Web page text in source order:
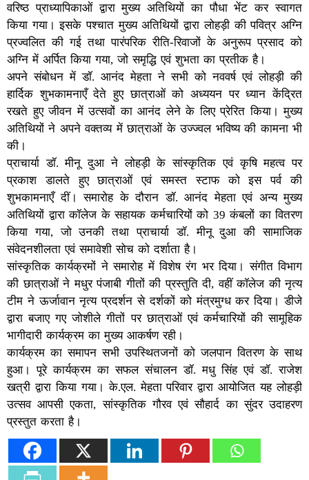
वरिष्ठ प्राध्यापिकाओं द्वारा मुख्य अतिथियों का पौधा भेंट कर स्वागत
किया गया। इसके पश्चात मुख्य अतिथियों द्वारा लोहड़ी की पवित्र अग्नि
प्रज्वलित की गई तथा पारंपरिक रीति-रिवाजों के अनुरूप प्रसाद को
अग्नि में अर्पित किया गया, जो समृद्धि एवं शुभता का प्रतीक है।
अपने संबोधन में डॉ. आनंद मेहता ने सभी को नववर्ष एवं लोहड़ी की
हार्दिक शुभकामनाएँ देते हुए छात्राओं को अध्ययन पर ध्यान केंद्रित
रखते हुए जीवन में उत्सवों का आनंद लेने के लिए प्रेरित किया। मुख्य
अतिथियों ने अपने वक्तव्य में छात्राओं के उज्ज्वल भविष्य की कामना भी
की।
प्राचार्या डॉ. मीनू दुआ ने लोहड़ी के सांस्कृतिक एवं कृषि महत्व पर
प्रकाश डालते हुए छात्राओं एवं समस्त स्टाफ को इस पर्व की
शुभकामनाएँ दीं। समारोह के दौरान डॉ. आनंद मेहता एवं अन्य मुख्य
अतिथियों द्वारा कॉलेज के सहायक कर्मचारियों को 39 कंबलों का वितरण
किया गया, जो उनकी तथा प्राचार्या डॉ. मीनू दुआ की सामाजिक
संवेदनशीलता एवं समावेशी सोच को दर्शाता है।
सांस्कृतिक कार्यक्रमों ने समारोह में विशेष रंग भर दिया। संगीत विभाग
की छात्राओं ने मधुर पंजाबी गीतों की प्रस्तुति दी, वहीं कॉलेज की नृत्य
टीम ने ऊर्जावान नृत्य प्रदर्शन से दर्शकों को मंत्रमुग्ध कर दिया। डीजे
द्वारा बजाए गए जोशीले गीतों पर छात्राओं एवं कर्मचारियों की सामूहिक
भागीदारी कार्यक्रम का मुख्य आकर्षण रही।
कार्यक्रम का समापन सभी उपस्थितजनों को जलपान वितरण के साथ
हुआ। पूरे कार्यक्रम का सफल संचालन डॉ. मधु सिंह एवं डॉ. राजेश
खत्री द्वारा किया गया। के.एल. मेहता परिवार द्वारा आयोजित यह लोहड़ी
उत्सव आपसी एकता, सांस्कृतिक गौरव एवं सौहार्द का सुंदर उदाहरण
प्रस्तुत करता है।